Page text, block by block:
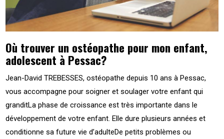
Où trouver un ostéopathe pour mon enfant,
adolescent à Pessac?
Jean-David TREBESSES, ostéopathe depuis 10 ans à Pessac,
vous accompagne pour soigner et soulager votre enfant qui
granditLa phase de croissance est très importante dans le
développement de votre enfant. Elle dure plusieurs années et
conditionne sa future vie d’adulteDe petits problèmes ou